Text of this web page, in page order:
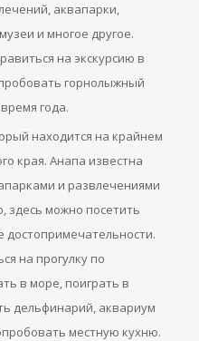
аквапарки,
и многое другое.
на экскурсию в
горнолыжный
года.
находится на крайнем
края. Анапа известна
и развлечениями
здесь можно посетить
достопримечательности.
на прогулку по
в море, поиграть в
дельфинарий, аквариум
местную кухню.